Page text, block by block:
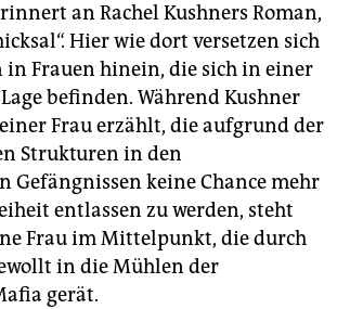
an Rachel Kushners Roman,
Hier wie dort versetzen sich
Frauen hinein, die sich in einer
befinden. Während Kushner
Frau erzählt, die aufgrund der
Strukturen in den
Gefängnissen keine Chance mehr
entlassen zu werden, steht
Frau im Mittelpunkt, die durch
in die Mühlen der
gerät.